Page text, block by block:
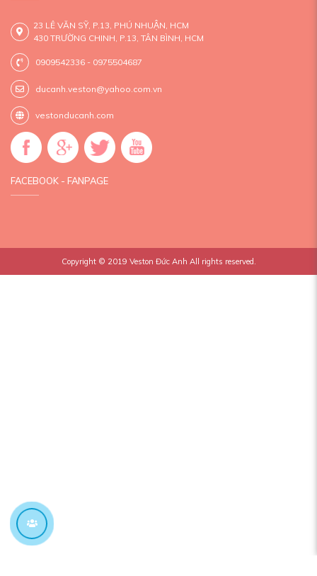
23 LÊ VĂN SỸ, P.13, PHÚ NHUẬN, HCM
430 TRƯỜNG CHINH, P.13, TÂN BÌNH, HCM
0909542336 - 0975504687
ducanh.veston@yahoo.com.vn
vestonducanh.com
FACEBOOK - FANPAGE
Copyright © 2019 Veston Đức Anh All rights reserved.